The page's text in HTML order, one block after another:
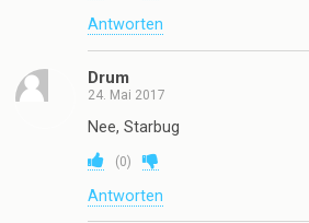
Antworten
Drum
24. Mai 2017
Nee, Starbug
(0)
Antworten